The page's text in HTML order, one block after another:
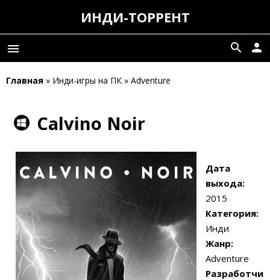
ИНДИ-ТОРРЕНТ
menu person
search
Главная » Инди-игры на ПК » Adventure
Calvino Noir
Дата
выхода:
2015
Категория:
Инди
Жанр:
Adventure
Разработчи